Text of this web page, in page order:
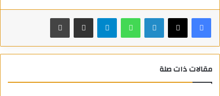
يوم أمس الأربعاء، إنه أصدر توجيهاته لوزارة الخارجية الروسية
لدراسة الوثائق التي تلقتها موسكو والتشاور مع الشركاء
على الدعوة الموجهة”.
فيسبوك X لينكدإن واتساب تيلقرام مشاركة عبر البريد طباعة
مقالات ذات صلة